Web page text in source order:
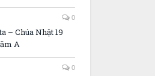
0
– Chúa Nhật 19
A
0